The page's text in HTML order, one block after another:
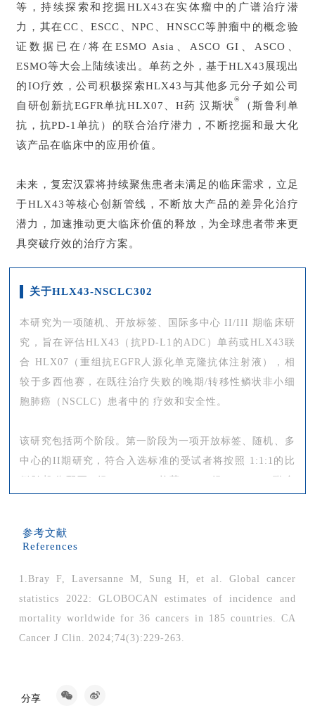
等，持续探索和挖掘HLX43在实体瘤中的广谱治疗潜
力，其在CC、ESCC、NPC、HNSCC等肿瘤中的概念验
证数据已在/将在ESMO Asia、ASCO GI、ASCO、
ESMO等大会上陆续读出。单药之外，基于HLX43展现出
的IO疗效，公司积极探索HLX43与其他多元分子如公司
自研创新抗EGFR单抗HLX07、H药 汉斯状
®
（斯鲁利单
抗，抗PD-1单抗）的联合治疗潜力，不断挖掘和最大化
该产品在临床中的应用价值。
未来，复宏汉霖将持续聚焦患者未满足的临床需求，立足
于HLX43等核心创新管线，不断放大产品的差异化治疗
潜力，加速推动更大临床价值的释放，为全球患者带来更
具突破疗效的治疗方案。
关于HLX43-NSCLC302
本研究为一项随机、开放标签、国际多中心 II/III 期临床研
究，旨在评估HLX43（抗PD‑L1的ADC）单药或HLX43联
合 HLX07（重组抗EGFR人源化单克隆抗体注射液），相
较于多西他赛，在既往治疗失败的晚期/转移性鳞状非小细
胞肺癌（NSCLC）患者中的 疗效和安全性。
该研究包括两个阶段。第一阶段为一项开放标签、随机、多
中心的II期研究，符合入选标准的受试者将按照 1:1:1的比
例随机分配至A组（HLX43 单药），B组（HLX43 联合
HLX43单药或HLX43联合HLX07作为试验组方案。计划入
（HLX43单药或HLX43联合HLX07）或对照组（多西他
赛）。本研究研究主要目的是评估HLX43单药或HLX43联
合HLX07对比多西他赛在经一线治疗失败的晚期鳞状
NSCLC患者中的临床疗效，采用总生存期（OS）和无进展
代动力学（PK）特征、免疫原性，以及探索潜在的预测性
参考文献
References
1.Bray F, Laversanne M, Sung H, et al. Global cancer
statistics 2022: GLOBOCAN estimates of incidence and
mortality worldwide for 36 cancers in 185 countries. CA
Cancer J Clin. 2024;74(3):229-263.
outstanding questions. Nat Rev Clin Oncol 22, 200–214
分享